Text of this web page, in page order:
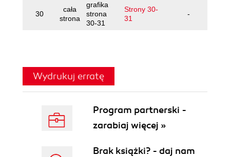
30
cała
strona
grafika
strona
30-31
Strony 30-
31
-
Wydrukuj erratę
Program partnerski -
zarabiaj więcej »
Brak książki? - daj nam